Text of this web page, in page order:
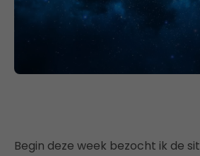
Begin deze week bezocht ik de